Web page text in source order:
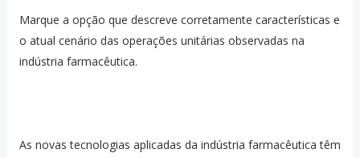
Marque a opção que descreve corretamente características e
o atual cenário das operações unitárias observadas na
indústria farmacêutica.
As novas tecnologias aplicadas da indústria farmacêutica têm